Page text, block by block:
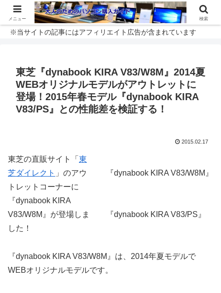
※当サイトの記事にはアフィリエイト広告が含まれています
東芝『dynabook KIRA V83/W8M』2014夏
WEBオリジナルモデルがアウトレットに
登場！2015年春モデル『dynabook KIRA
V83/PS』との性能差を検証する！
2015.02.17
『dynabook KIRA V83/W8M』
『dynabook KIRA V83/PS』
東芝の直販サイト「 東
芝ダイレクト 」のアウ
トレットコーナーに
『dynabook KIRA
V83/W8M』が登場しま
した！
『dynabook KIRA V83/W8M』は、2014年夏モデルで
WEBオリジナルモデルです。
メニュー 検索